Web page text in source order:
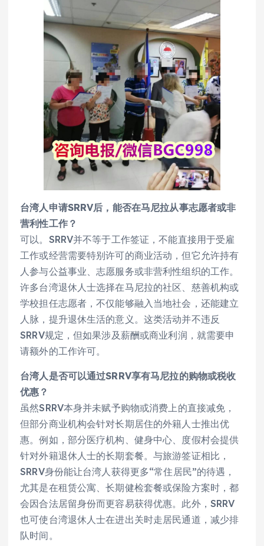
台湾人申请SRRV后，能否在马尼拉从事志愿者或非
营利性工作？
可以。SRRV并不等于工作签证，不能直接用于受雇
工作或经营需要特别许可的商业活动，但它允许持有
人参与公益事业、志愿服务或非营利性组织的工作。
许多台湾退休人士选择在马尼拉的社区、慈善机构或
学校担任志愿者，不仅能够融入当地社会，还能建立
人脉，提升退休生活的意义。这类活动并不违反
SRRV规定，但如果涉及薪酬或商业利润，就需要申
请额外的工作许可。
台湾人是否可以通过SRRV享有马尼拉的购物或税收
优惠？
虽然SRRV本身并未赋予购物或消费上的直接减免，
但部分商业机构会针对长期居住的外籍人士推出优
惠。例如，部分医疗机构、健身中心、度假村会提供
针对外籍退休人士的长期套餐。与旅游签证相比，
SRRV身份能让台湾人获得更多“常住居民”的待遇，
尤其是在租赁公寓、长期健检套餐或保险方案时，都
会因合法居留身份而更容易获得优惠。此外，SRRV
也可使台湾退休人士在进出关时走居民通道，减少排
队时间。